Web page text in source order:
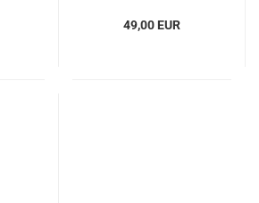
49,00 EUR